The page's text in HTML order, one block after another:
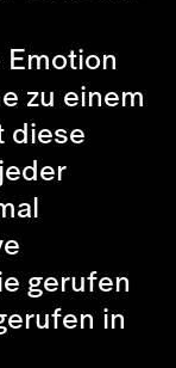
zu einem
diese
gerufen
in